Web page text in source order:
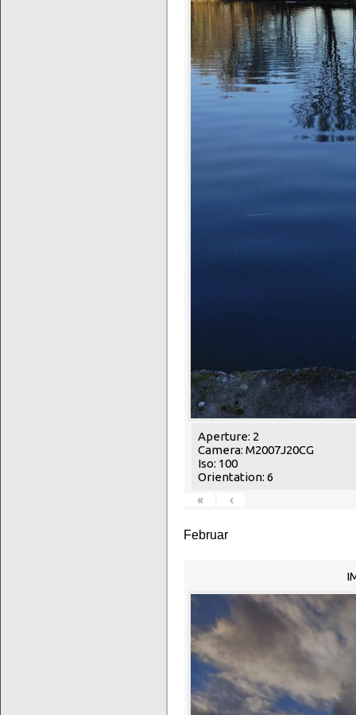
Aperture: 2
Camera: M2007J20CG
Iso: 100
Orientation: 6
«
‹
Februar